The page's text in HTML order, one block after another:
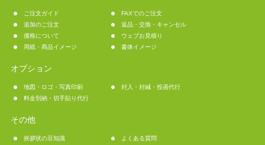
ご注文ガイド
FAXでのご注文
追加のご注文
返品・交換・キャンセル
価格について
ウェブお見積り
用紙・商品イメージ
書体イメージ
オプション
地図・ロゴ・写真印刷
封入・封緘・投函代行
料金別納・切手貼り代行
その他
挨拶状の豆知識
よくある質問